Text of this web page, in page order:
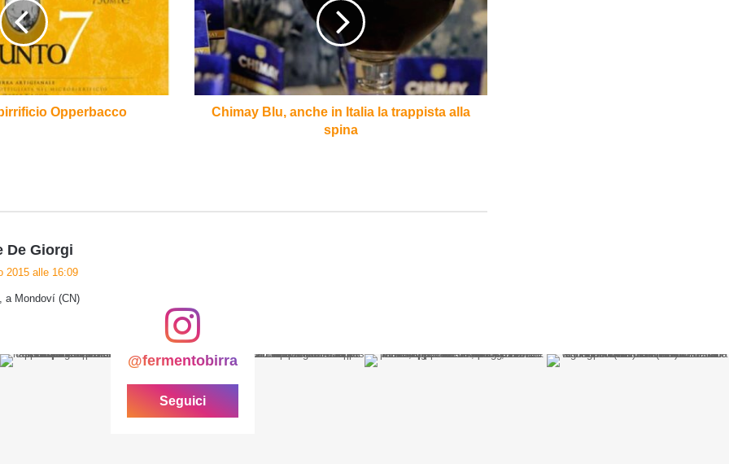
Opperbacco
in
Italia
la
trappista
alla
spina
Chimay Blu, anche in Italia la trappista alla
spina
De Giorgi
e
o
2015 alle 16:09
a Mondoví (CN)
@fermentobirra
Seguici